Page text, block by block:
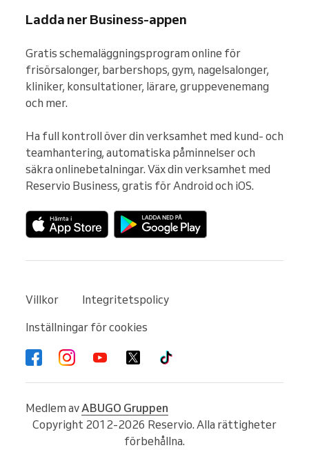
Ladda ner Business-appen
Gratis schemaläggningsprogram online för
frisörsalonger, barbershops, gym, nagelsalonger,
kliniker, konsultationer, lärare, gruppevenemang
och mer.
Ha full kontroll över din verksamhet med kund- och
teamhantering, automatiska påminnelser och
säkra onlinebetalningar. Väx din verksamhet med
Reservio Business, gratis för Android och iOS.
Villkor
Integritetspolicy
Inställningar för cookies
Medlem av ABUGO Gruppen
Copyright 2012-2026 Reservio. Alla rättigheter
förbehållna.